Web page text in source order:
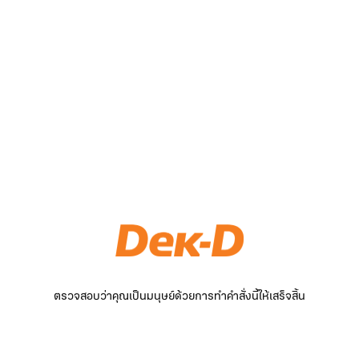
ตรวจสอบว่าคุณเป็นมนุษย์ด้วยการทำคำสั่งนี้ให้เสร็จสิ้น